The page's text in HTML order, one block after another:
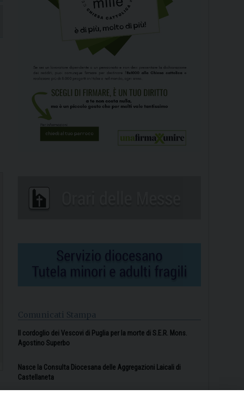
Comunicati Stampa
Il cordoglio dei Vescovi di Puglia per la morte di S.E.R. Mons.
Agostino Superbo
Nasce la Consulta Diocesana delle Aggregazioni Laicali di
Castellaneta